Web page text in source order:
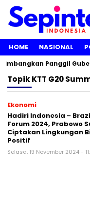
HOME NASIONAL
Panggil
TopikKTT G20
Ekonomi
Hadiri Indonesia –
Forum 2024, Prabowo
Ciptakan Lingkungan
Positif
Selasa, 19 November 2024 -